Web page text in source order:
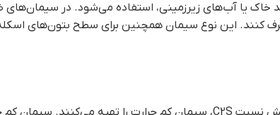
خاک یا آب‌های زیرزمینی، استفاده می‌شود. در